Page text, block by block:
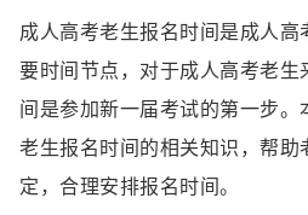
成人高考老生报名时间是成人
要时间节点，对于成人高考老
间是参加新一届考试的第一步
老生报名时间的相关知识，帮
定，合理安排报名时间。